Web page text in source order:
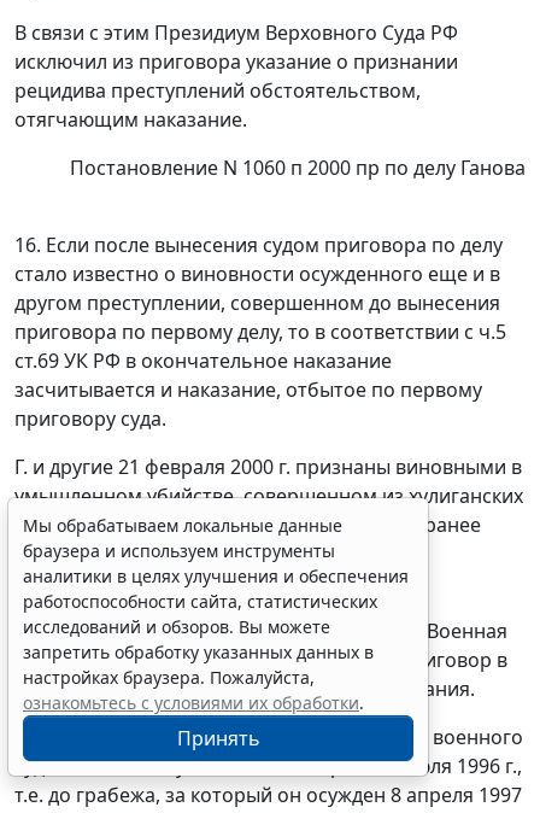
В связи с этим Президиум Верховного Суда РФ
исключил из приговора указание о признании
рецидива преступлений обстоятельством,
отягчающим наказание.
Постановление N 1060 п 2000 пр по делу Ганова
16. Если после вынесения судом приговора по делу
стало известно о виновности осужденного еще и в
другом преступлении, совершенном до вынесения
приговора по первому делу, то в соответствии с ч.5
ст.69УК РФ в окончательное наказание
засчитывается и наказание, отбытое по первому
приговору суда.
Г. и другие 21 февраля 2000 г. признаны виновными в
умышленном убийстве, совершенном из хулиганских
побуждений. Окончательное наказание Г., ранее
судимому 8 апреля 1997 г., назначено по
совокупности приговоров.
Рассмотрев дело в кассационном порядке, Военная
коллегия Верховного Суда РФ изменила приговор в
части назначения Г. окончательного наказания.
Как видно из материалов дела и приговора военного
суда, вмененное убийство Г. совершил 5 июля 1996 г.,
т.е. до грабежа, за который он осужден 8 апреля 1997
Мы обрабатываем локальные данные
браузера и используем инструменты
аналитики в целях улучшения и обеспечения
работоспособности сайта, статистических
исследований и обзоров. Вы можете
запретить обработку указанных данных в
настройках браузера. Пожалуйста,
ознакомьтесь с условиями их обработки.
Принять